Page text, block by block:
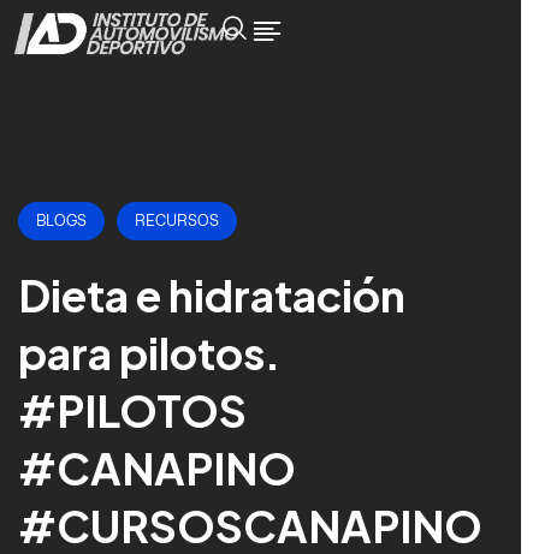
BLOGS RECURSOS
Dieta e hidratación
para pilotos.
#PILOTOS
#CANAPINO
#CURSOSCANAPINO